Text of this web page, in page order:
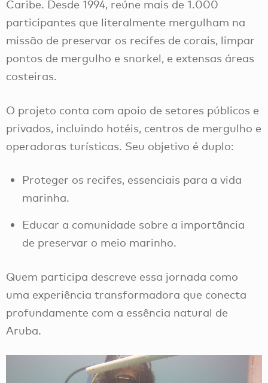
Caribe. Desde 1994, reúne mais de 1.000
participantes que literalmente mergulham na
missão de preservar os recifes de corais, limpar
pontos de mergulho e snorkel, e extensas áreas
costeiras.
O projeto conta com apoio de setores públicos e
privados, incluindo hotéis, centros de mergulho e
operadoras turísticas. Seu objetivo é duplo:
Proteger os recifes, essenciais para a vida
marinha.
Educar a comunidade sobre a importância
de preservar o meio marinho.
Quem participa descreve essa jornada como
uma experiência transformadora que conecta
profundamente com a essência natural de
Aruba.